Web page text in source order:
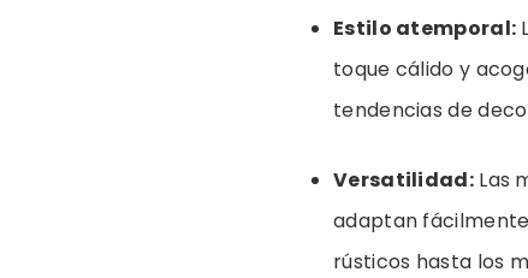
Estilo atemporal:
toque cálido y
tendencias de
Versatilidad:Las
adaptan
rústicos hasta los